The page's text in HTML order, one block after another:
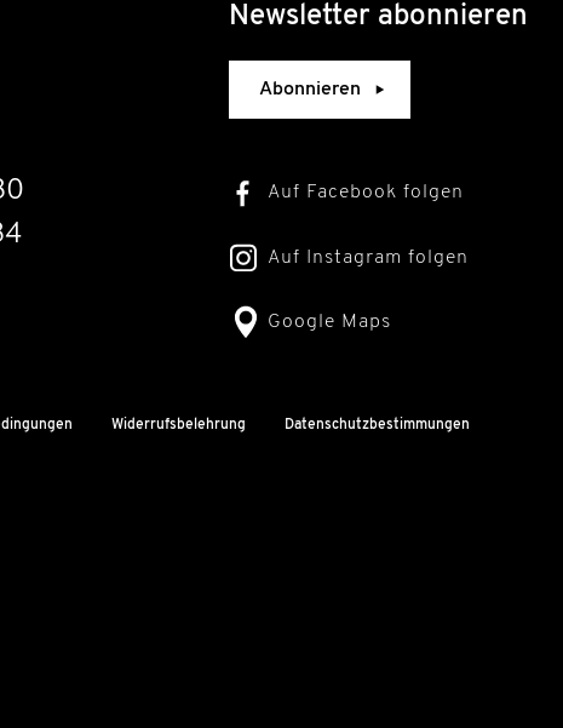
Newsletter abonnieren
Abonnieren
Auf Facebook folgen
Auf Instagram folgen
Google Maps
Widerrufsbelehrung Datenschutzbestimmungen